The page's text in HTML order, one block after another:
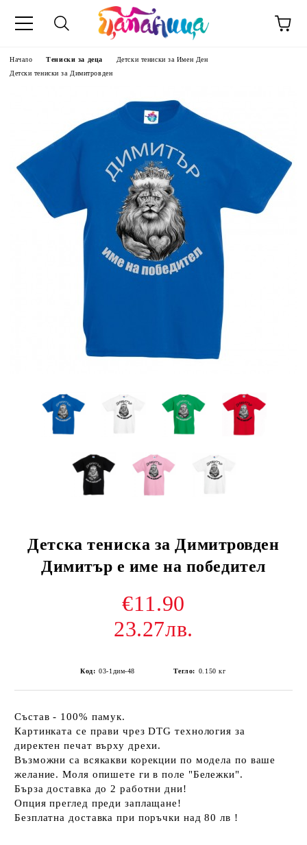
Начало Тениски за деца
Детски тениски за Имен Ден
Детски тениски за Димитровден
Детска тениска за Димитровден
Димитър е име на победител
€11.90
23.27лв.
Код: 03-1дим-48 Тегло: 0.150 кг
Състав - 100% памук.
Картинката се прави чрез DTG технология за
директен печат върху дрехи.
Възможни са всякакви корекции по модела по ваше
желание. Моля опишете ги в поле "Бележки".
Бърза доставка до 2 работни дни!
Опция преглед преди заплащане!
Безплатна доставка при поръчки над 80 лв !